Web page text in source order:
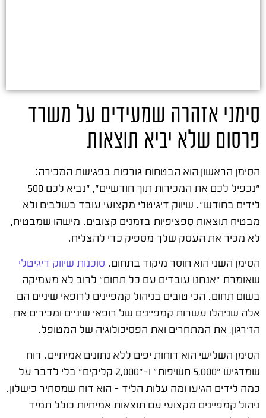
סימני אזהרה שמעידים על משרד
פרסום שלא יביא תוצאות
הסימן הראשון הוא הבטחות גורפות בפגישת המכירה:
"נכפיל לכם את המכירות תוך חודשיים", "נביא לכם 500
לידים בחודש". שיווק דיגיטלי מקצועי עובד בשלבים ולא
מבטיח תוצאות ספציפיות בזמנים קצובים. מישהו שמבטיח,
לא מכיר את העסק שלך מספיק כדי להצליח.
הסימן השני הוא חוסר מיקוד בתחום. סוכנות שיווק דיגיטלי
שאומרת "אנחנו עובדים עם כל תחום" לרוב לא מעמיקה
בשום תחום. הכי טובים בניהול קמפיינים לרופאי שיניים הם
אלה שניהלו עשרות קמפיינים של רופאי שיניים ומכירים את
הז'רגון, את המתחרים ואת הפסיכולוגיה של המטופל.
הסימן השלישי הוא דוחות יפים ללא נתונים אמיתיים. דוח
שמדגיש "5,000 חשיפות" ו-"2,000 קליקים" בלי לדבר על
כמה לידים הגיעו ומה עלות הליד – הוא דוח שמסתיר כישלון.
ניהול קמפיינים מקצועי עם תוצאות אמיתיות כולל תמיד